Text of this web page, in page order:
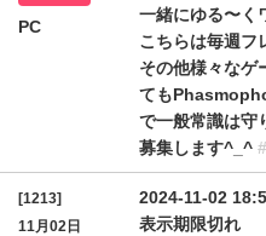
PC
一緒にゆる〜く
こちらは毎週
その他様々なゲ
ても
で一般常識は守
募集します^_^
[1213]
11月02日
2024-11-02
表示期限切れ